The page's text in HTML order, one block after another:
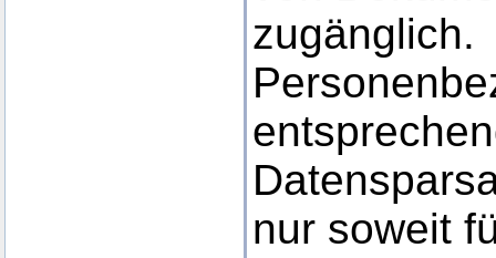
zugänglich.
nur soweit